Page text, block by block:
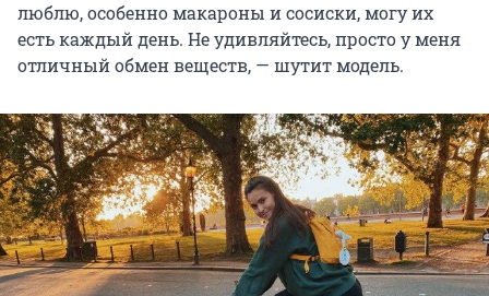
люблю, особенно макароны и сосиски, могу их
есть каждый день. Не удивляйтесь, просто у меня
отличный обмен веществ, — шутит модель.